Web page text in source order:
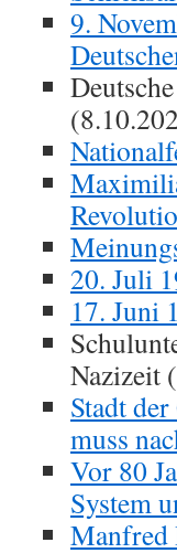
9.
20. Juli
17. Juni
Nazizeit
Stadt
muss
Vor 80
System
Manfred